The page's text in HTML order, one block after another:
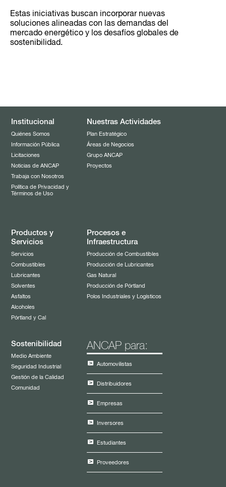
Estas iniciativas buscan incorporar nuevas
soluciones alineadas con las demandas del
mercado energético y los desafíos globales de
sostenibilidad.
Institucional
Quiénes Somos
Información Pública
Licitaciones
Noticias de ANCAP
Trabaja con Nosotros
Política de Privacidad y
Términos de Uso
Nuestras Actividades
Plan Estratégico
Áreas de Negocios
Grupo ANCAP
Proyectos
Productos y
Servicios
Servicios
Combustibles
Lubricantes
Solventes
Asfaltos
Alcoholes
Pórtland y Cal
Procesos e
Infraestructura
Producción de Combustibles
Producción de Lubricantes
Gas Natural
Producción de Pórtland
Polos Industriales y Logísticos
Sostenibilidad
Medio Ambiente
Seguridad Industrial
Gestión de la Calidad
Comunidad
ANCAP para:
Automovilistas
Distribuidores
Empresas
Inversores
Estudiantes
Proveedores